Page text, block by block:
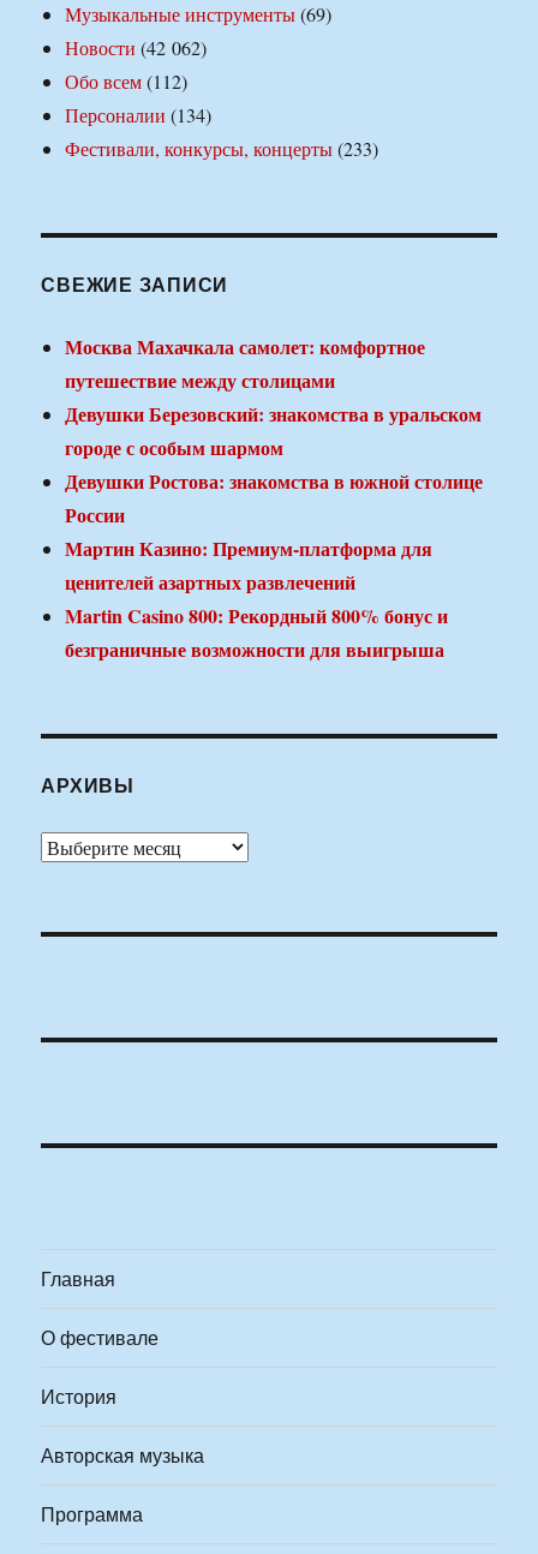
Музыкальные инструменты(69)
Новости (42 062)
Обо всем(112)
Персоналии (134)
Фестивали, конкурсы, концерты(233)
СВЕЖИЕ ЗАПИСИ
Москва Махачкала самолет: комфортное
путешествие между столицами
Девушки Березовский: знакомства в уральском
городе с особым шармом
Девушки Ростова: знакомства в южной столице
России
Мартин Казино: Премиум-платформа для
ценителей азартных развлечений
Martin Casino 800: Рекордный 800% бонус и
безграничные возможности для выигрыша
АРХИВЫ
Архивы
Главная
О фестивале
История
Авторская музыка
Программа